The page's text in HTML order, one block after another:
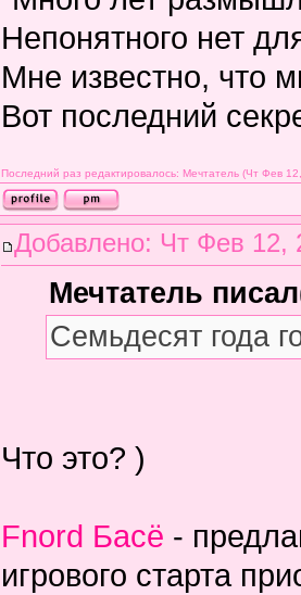
Непонятного нет
Мне известно, что
Вот последний
Последний раз редактировалось: Мечтатель (Чт Фев
Добавлено: Чт Фев 12,
Мечтатель
Семьдесят года
Что это? )
Fnord Басё -
игрового старта